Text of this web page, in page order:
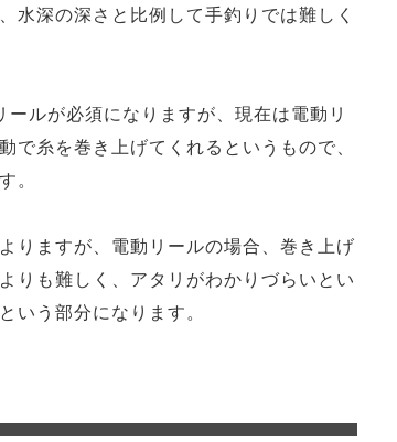
水深の深さと比例して手釣りでは難しく
ルが必須になりますが、現在は電動リ
糸を巻き上げてくれるというもので、
。
りますが、電動リールの場合、巻き上げ
りも難しく、アタリがわかりづらいとい
いう部分になります。